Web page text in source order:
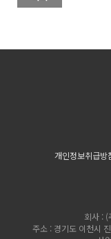
개인정보취급방
회사 : (
주소 : 경기도 이천시